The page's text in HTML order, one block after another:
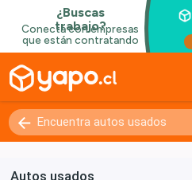
Autos usados
Kilómetros 0 - 250000+